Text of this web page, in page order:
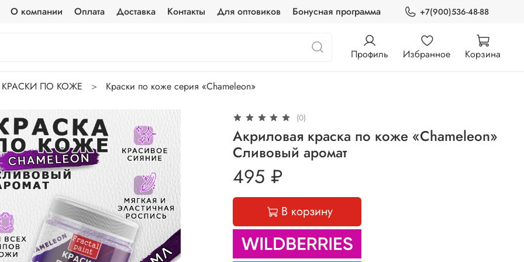
О компании Оплата Доставка Контакты Для оптовиков Бонусная программа +7(900)536-48-88
Профиль Избранное Корзина
КРАСКИ ПО КОЖЕ Краски по коже серия «Chameleon»
(0)
Акриловая краска по коже «Chameleon»
Сливовый аромат
495 ₽
В корзину